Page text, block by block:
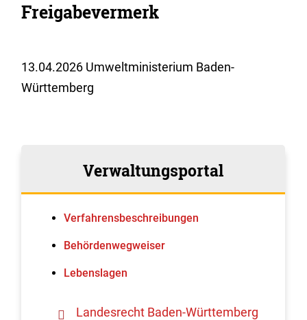
Freigabevermerk
13.04.2026 Umweltministerium Baden-
Württemberg
Verwaltungsportal
Verfahrens­beschreibungen
Behördenwegweiser
Lebenslagen
Landesrecht Baden-Württemberg